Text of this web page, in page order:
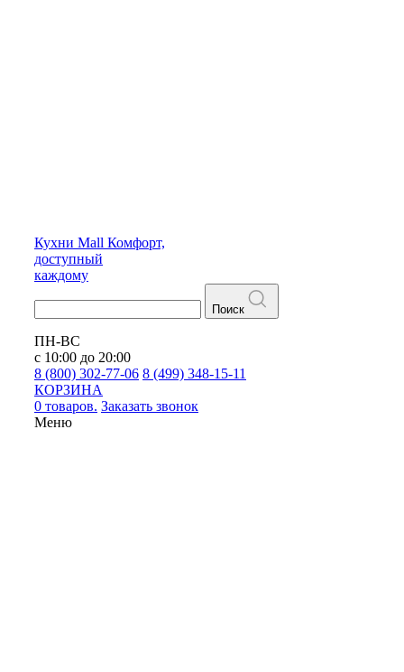
Кухни Mall Комфорт,
доступный
каждому
Поиск
ПН-ВС
с 10:00 до 20:00
8 (800) 302-77-06 8 (499) 348-15-11
КОРЗИНА
0 товаров. Заказать звонок
Меню